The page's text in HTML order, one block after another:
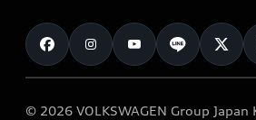
カタログ一覧
車検 / 定期点検
e-tronアフターサポート
クオリティ
保証
メンテナンス
お知らせ
オーナー様向けキャンペーン
© 2026 VOLKSWAGEN Group